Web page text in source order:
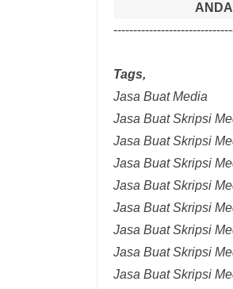
Tags,
Jasa Buat Media
Jasa Buat Skripsi
Jasa Buat Skripsi
Jasa Buat Skripsi
Jasa Buat Skripsi
Jasa Buat Skripsi
Jasa Buat Skripsi
Jasa Buat Skripsi
Jasa Buat Skripsi